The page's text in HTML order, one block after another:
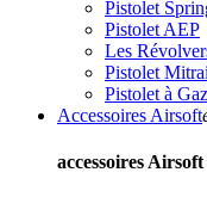
Pistolet
Pistolet AEP
Les
Pistolet
Pistolet à Gaz
Accessoires Airsoft
accessoires Airsoft